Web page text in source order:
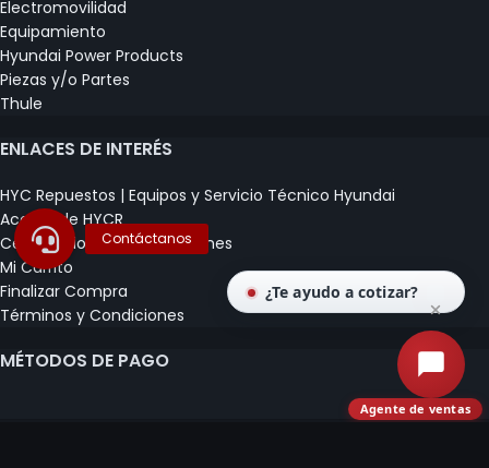
Electromovilidad
Equipamiento
Hyundai Power Products
Piezas y/o Partes
Thule
ENLACES DE INTERÉS
HYC Repuestos | Equipos y Servicio Técnico Hyundai
Acerca de HYCR
Certificados y Capacitaciones
Mi Carrito
Finalizar Compra
Términos y Condiciones
MÉTODOS DE PAGO
¿Te ayudo a cotizar?
Agente de ventas